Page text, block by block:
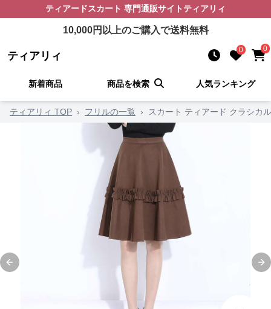
ティアードスカート 専門通販サイト ティアリィ
10,000円以上のご購入で送料無料
ティアリィ 0 0
新着商品 商品を検索 人気ランキング
ティアリィ TOP › フリルの一覧 › スカート ティアード クラシカ
Previous slide